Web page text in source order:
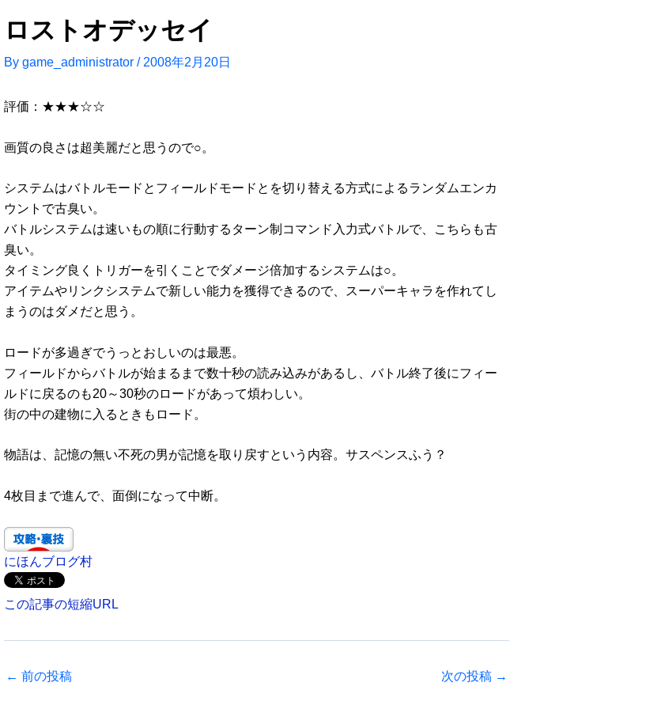
ロストオデッセイ
By game_administrator / 2008年2月20日
評価：★★★☆☆
画質の良さは超美麗だと思うので○。
システムはバトルモードとフィールドモードとを切り替える方式によるランダムエンカ
ウントで古臭い。
バトルシステムは速いもの順に行動するターン制コマンド入力式バトルで、こちらも古
臭い。
タイミング良くトリガーを引くことでダメージ倍加するシステムは○。
アイテムやリンクシステムで新しい能力を獲得できるので、スーパーキャラを作れてし
まうのはダメだと思う。
ロードが多過ぎでうっとおしいのは最悪。
フィールドからバトルが始まるまで数十秒の読み込みがあるし、バトル終了後にフィー
ルドに戻るのも20～30秒のロードがあって煩わしい。
街の中の建物に入るときもロード。
物語は、記憶の無い不死の男が記憶を取り戻すという内容。サスペンスふう？
4枚目まで進んで、面倒になって中断。
にほんブログ村
この記事の短縮URL
← 前の投稿 次の投稿 →